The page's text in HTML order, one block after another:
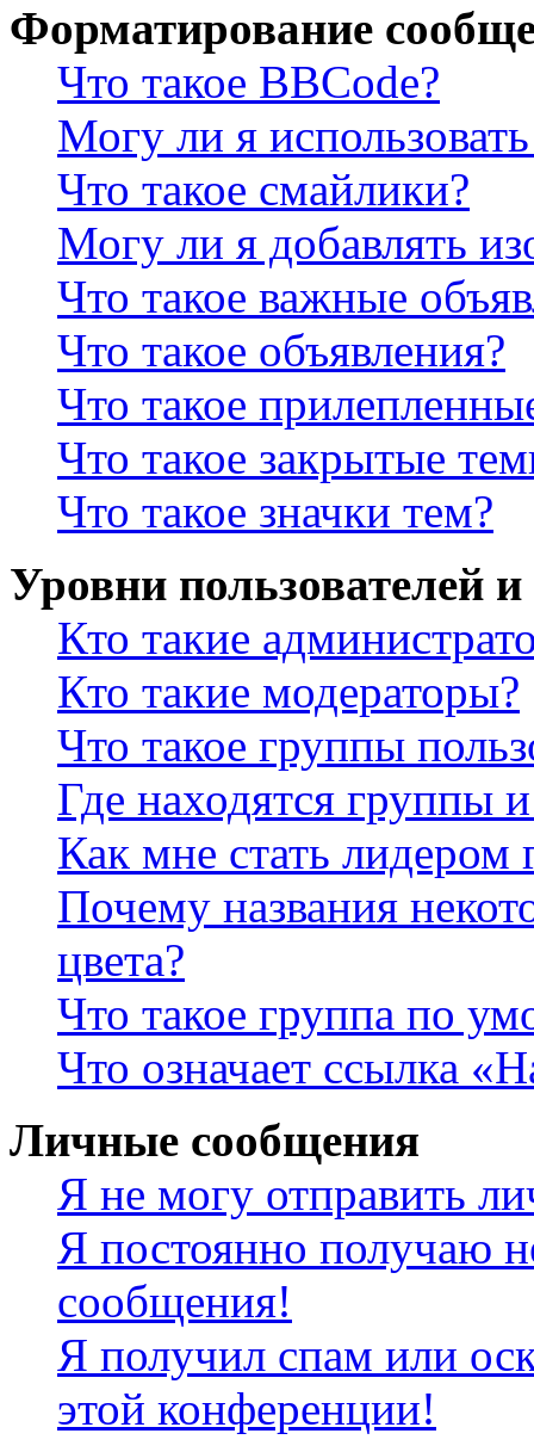
Форматирование
Что такое BBCode?
Могу ли я
Что такое смайлики?
Могу ли я добавлять
Что такое важные
Что такое объявления?
Что такое
Что такое закрытые
Что такое значки тем?
Уровни пользователей
Кто такие
Кто такие модераторы?
Что такое группы
Где находятся группы
Как мне стать лидером
Почему названия
цвета?
Что такое группа по
Что означает ссылка
Личные сообщения
Я не могу отправить
Я постоянно получаю
сообщения!
Я получил спам или
этой конференции!